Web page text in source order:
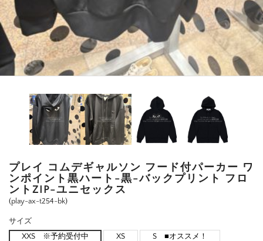
プレイ コムデギャルソン フード付パーカー ワ
ンポイント黒ハート-黒-バックプリント フロ
ントZIP-ユニセックス
(play-ax-t254-bk)
サイズ
XXS ※予約受付中
XS
S ■オススメ！